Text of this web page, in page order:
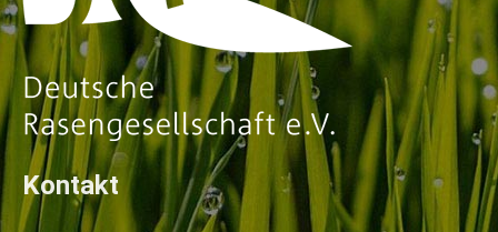
Kontakt